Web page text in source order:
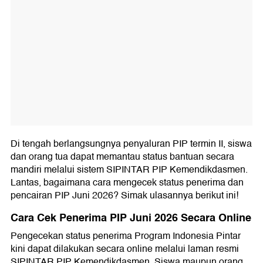
Di tengah berlangsungnya penyaluran PIP termin II, siswa
dan orang tua dapat memantau status bantuan secara
mandiri melalui sistem SIPINTAR PIP Kemendikdasmen.
Lantas, bagaimana cara mengecek status penerima dan
pencairan PIP Juni 2026? Simak ulasannya berikut ini!
Cara Cek Penerima PIP Juni 2026 Secara Online
Pengecekan status penerima Program Indonesia Pintar
kini dapat dilakukan secara online melalui laman resmi